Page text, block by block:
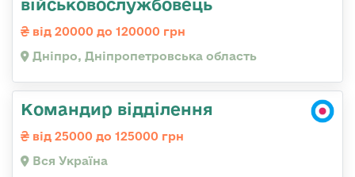
від 20000 до 120000 грн
Дніпро, Дніпропетровська область
Командир відділення
від 25000 до 125000 грн
Вся Україна